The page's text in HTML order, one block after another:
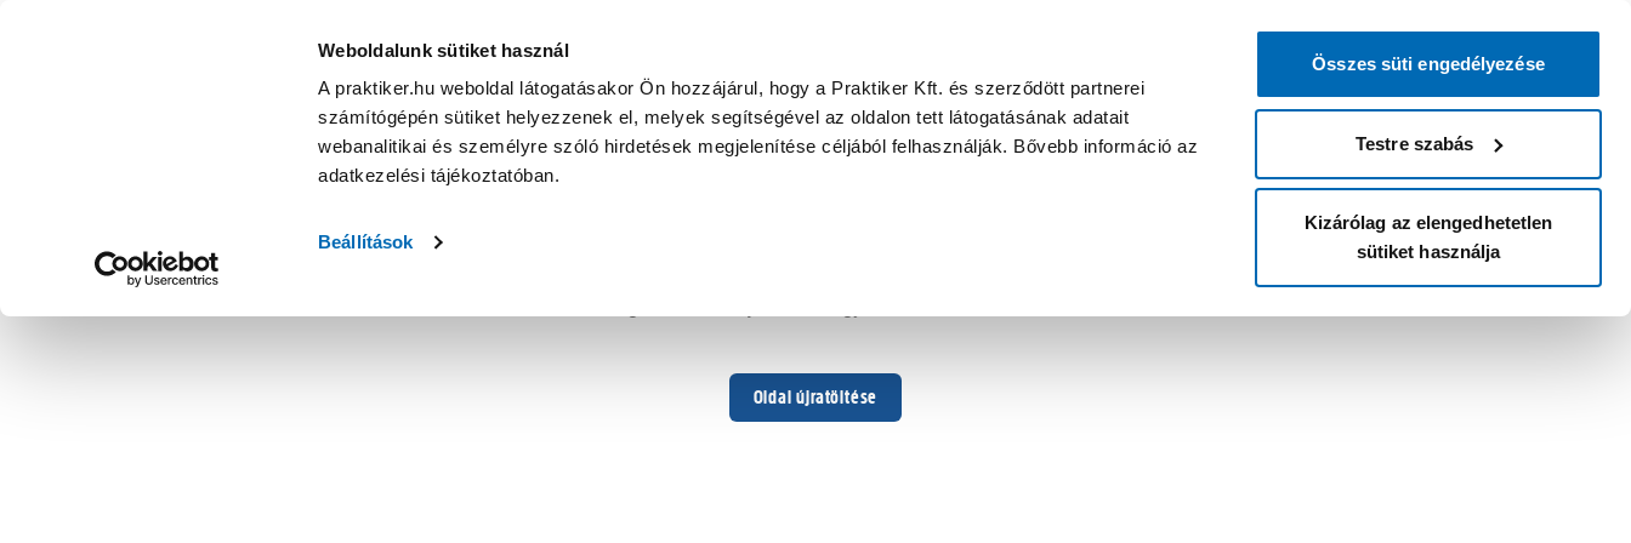
Weboldalunk sütiket használ
A praktiker.hu weboldal látogatásakor Ön hozzájárul, hogy a Praktiker Kft. és szerződött partnerei
számítógépén sütiket helyezzenek el, melyek segítségével az oldalon tett látogatásának adatait
webanalitikai és személyre szóló hirdetések megjelenítése céljából felhasználják. Bővebb információ az
adatkezelési tájékoztatóban.
Beállítások
Összes süti engedélyezése
Testre szabás
Kizárólag az elengedhetetlen
sütiket használja
Oldal újratöltése